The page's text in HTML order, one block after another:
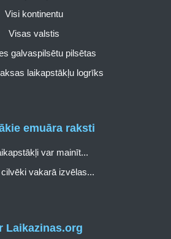
Laikazinas.org
Visi kontinentu
Visas valstis
galvaspilsētu pilsētas
laikapstākļu logrīks
emuāra raksti
var mainīt...
vakarā izvēlas...